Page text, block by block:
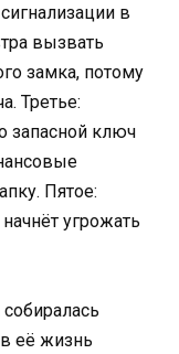
в
вызвать
замка, потому
Третье:
запасной ключ
Пятое:
угрожать
её жизнь